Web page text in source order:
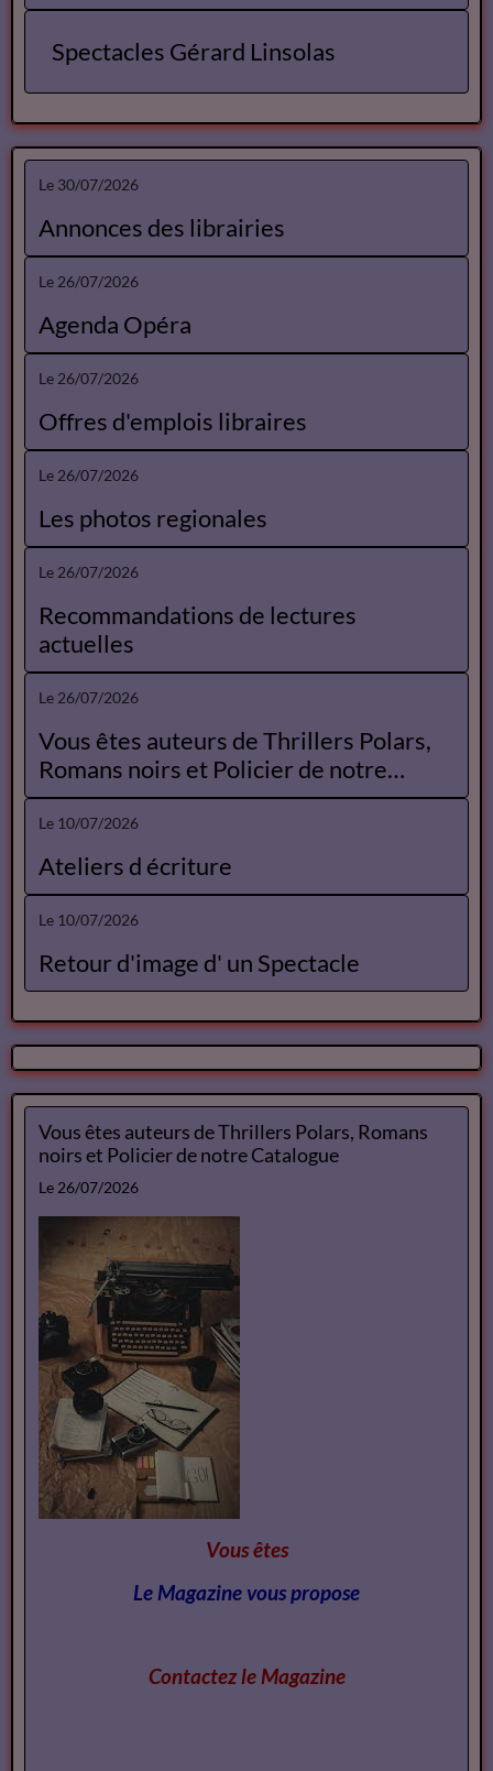
Spectacles Gérard Linsolas
Le 30/07/2026
Annonces des librairies
Le 26/07/2026
Agenda Opéra
Le 26/07/2026
Offres d'emplois libraires
Le 26/07/2026
Les photos regionales
Le 26/07/2026
Recommandations de lectures
actuelles
Le 26/07/2026
Vous êtes auteurs de Thrillers Polars,
Romans noirs et Policier de notre
Catalogue
Le 10/07/2026
Ateliers d écriture
Le 10/07/2026
Retour d'image d' un Spectacle
Vous êtes auteurs de Thrillers Polars, Romans
noirs et Policier de notre Catalogue
Le 26/07/2026
Vous êtes
Le Magazine vous propose
Contactez le Magazine